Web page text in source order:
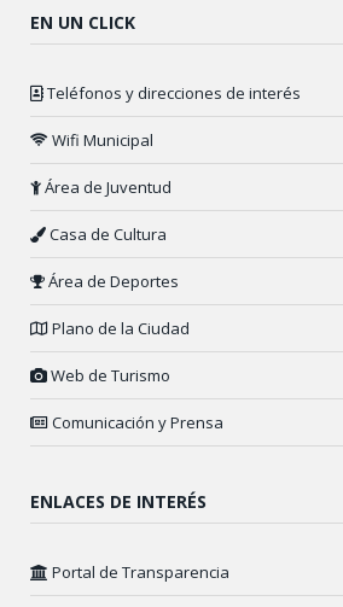
EN UN CLICK
Teléfonos y direcciones de interés
Wifi Municipal
Área de Juventud
Casa de Cultura
Área de Deportes
Plano de la Ciudad
Web de Turismo
Comunicación y Prensa
ENLACES DE INTERÉS
Portal de Transparencia